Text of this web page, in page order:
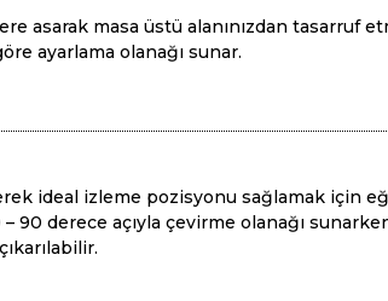
asarak masa üstü alanınızdan tasarruf
ayarlama olanağı sunar.
ideal izleme pozisyonu sağlamak için
derece açıyla çevirme olanağı